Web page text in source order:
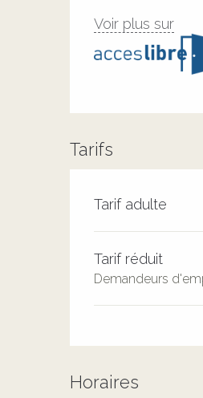
Voir plus sur
Tarifs
Tarifs 2026
Tarif adulte
Tarif réduit
Demandeurs
Horaires